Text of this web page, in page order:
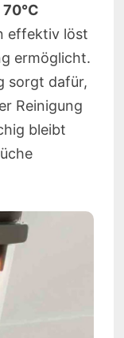
70°C
effektiv löst
ermöglicht.
sorgt dafür,
Reinigung
bleibt